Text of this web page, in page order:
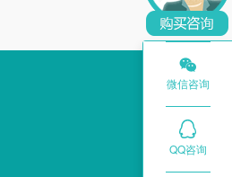

微信咨询
QQ咨询